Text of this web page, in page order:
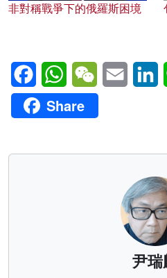
非對稱戰爭下的俄羅斯困境
FacebookWhatsAppWeChatEmail
Share
尹瑞